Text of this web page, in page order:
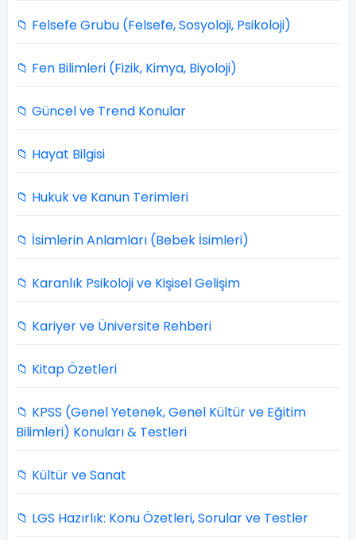
📁 Felsefe Grubu (Felsefe, Sosyoloji, Psikoloji)
📁 Fen Bilimleri (Fizik, Kimya, Biyoloji)
📁 Güncel ve Trend Konular
📁 Hayat Bilgisi
📁 Hukuk ve Kanun Terimleri
📁 İsimlerin Anlamları (Bebek İsimleri)
📁 Karanlık Psikoloji ve Kişisel Gelişim
📁 Kariyer ve Üniversite Rehberi
📁 Kitap Özetleri
📁 KPSS (Genel Yetenek, Genel Kültür ve Eğitim
Bilimleri) Konuları & Testleri
📁 Kültür ve Sanat
📁 LGS Hazırlık: Konu Özetleri, Sorular ve Testler